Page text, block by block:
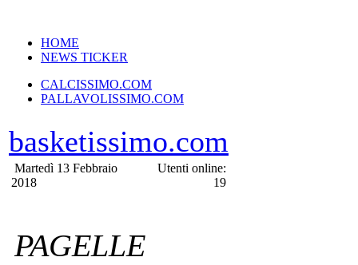
HOME
NEWS TICKER
CALCISSIMO.COM
PALLAVOLISSIMO.COM
basketissimo.com
Martedì 13 Febbraio
2018
Utenti online:
19
PAGELLE